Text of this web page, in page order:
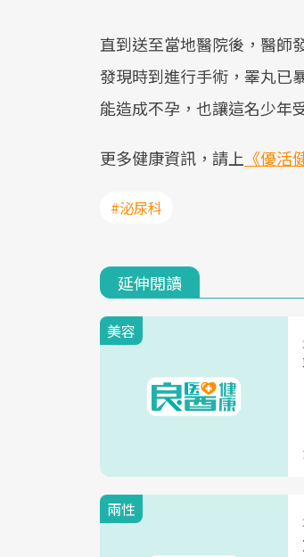
直到送至當地醫院後，醫師
發現時到進行手術，睪丸已
能造成不孕，也讓這名少年
更多健康資訊，請上 《優活
#泌尿科
延伸閱讀
美容
兩性